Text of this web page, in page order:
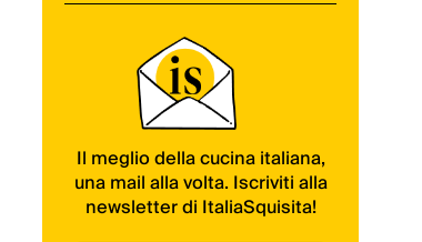
Il meglio della cucina italiana,
una mail alla volta. Iscriviti alla
newsletter di ItaliaSquisita!